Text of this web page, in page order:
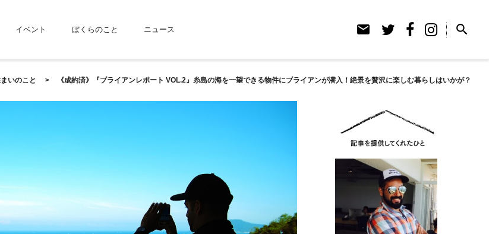
イベント ぼくらのこと ニュース email search
いのこと 《成約済》『ブライアンレポート VOL.2』糸島の海を一望できる物件にブライアンが潜入！絶景を贅沢に楽しむ暮らしはいかが？